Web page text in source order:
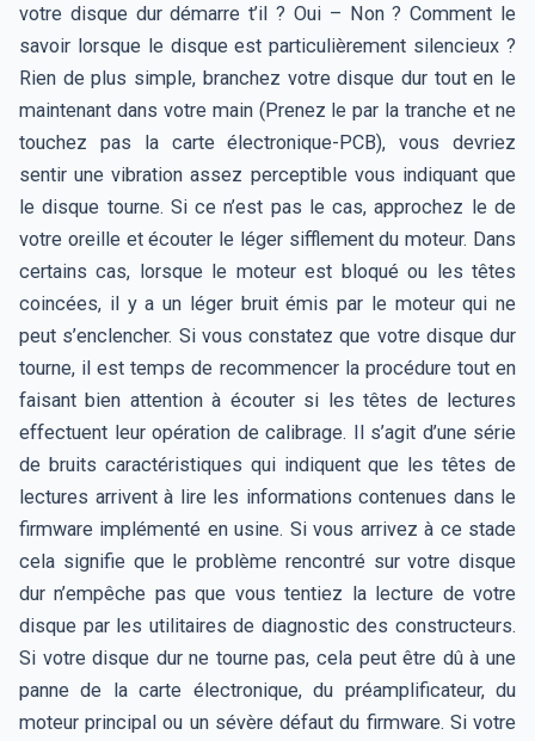
votre disque dur démarre t’il ? Oui – Non ? Comment le
savoir lorsque le disque est particulièrement silencieux ?
Rien de plus simple, branchez votre disque dur tout en le
maintenant dans votre main (Prenez le par la tranche et ne
touchez pas la carte électronique-PCB), vous devriez
sentir une vibration assez perceptible vous indiquant que
le disque tourne. Si ce n’est pas le cas, approchez le de
votre oreille et écouter le léger sifflement du moteur. Dans
certains cas, lorsque le moteur est bloqué ou les têtes
coincées, il y a un léger bruit émis par le moteur qui ne
peut s’enclencher. Si vous constatez que votre disque dur
tourne, il est temps de recommencer la procédure tout en
faisant bien attention à écouter si les têtes de lectures
effectuent leur opération de calibrage. Il s’agit d’une série
de bruits caractéristiques qui indiquent que les têtes de
lectures arrivent à lire les informations contenues dans le
firmware implémenté en usine. Si vous arrivez à ce stade
cela signifie que le problème rencontré sur votre disque
dur n’empêche pas que vous tentiez la lecture de votre
disque par les utilitaires de diagnostic des constructeurs.
Si votre disque dur ne tourne pas, cela peut être dû à une
panne de la carte électronique, du préamplificateur, du
moteur principal ou un sévère défaut du firmware. Si votre